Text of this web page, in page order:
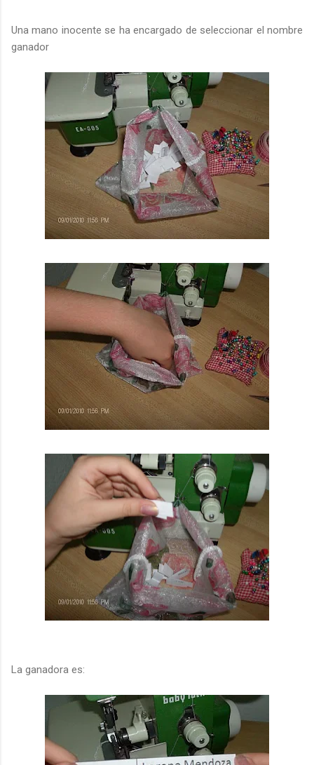
Una mano inocente se ha encargado de seleccionar el nombre
ganador
La ganadora es: